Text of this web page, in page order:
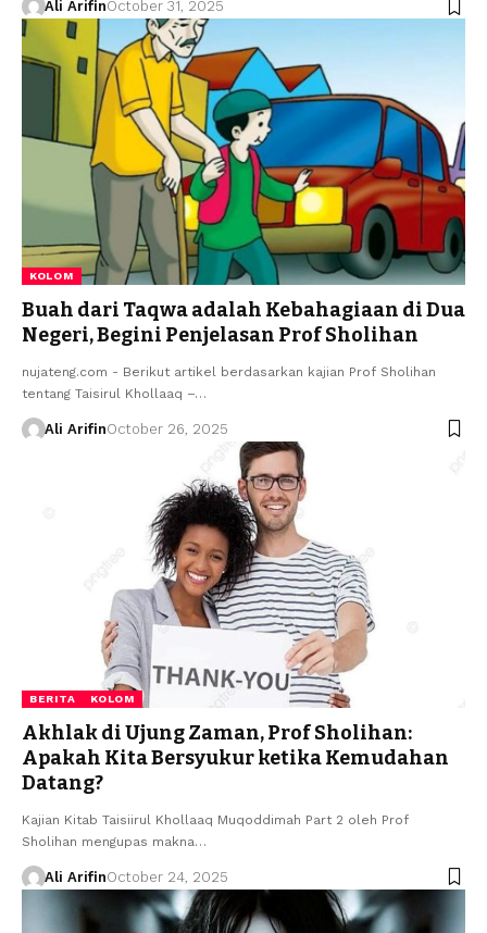
Ali ArifinOctober 31, 2025
KOLOM
Buah dari Taqwa adalah Kebahagiaan di Dua
Negeri, Begini Penjelasan Prof Sholihan
nujateng.com - Berikut artikel berdasarkan kajian Prof Sholihan
tentang ­Taisirul Khollaaq –…
Ali ArifinOctober 26, 2025
BERITA KOLOM
Akhlak di Ujung Zaman, Prof Sholihan:
Apakah Kita Bersyukur ketika Kemudahan
Datang?
Kajian Kitab Taisiirul Khollaaq Muqoddimah Part 2 oleh Prof
Sholihan mengupas makna…
Ali ArifinOctober 24, 2025